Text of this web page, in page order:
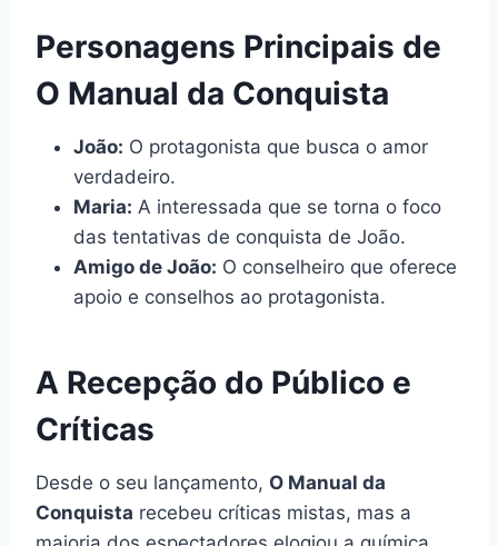
Personagens Principais de
O Manual da Conquista
João: O protagonista que busca o amor
verdadeiro.
Maria: A interessada que se torna o foco
das tentativas de conquista de João.
Amigo de João: O conselheiro que oferece
apoio e conselhos ao protagonista.
A Recepção do Público e
Críticas
Desde o seu lançamento, O Manual da
Conquista recebeu críticas mistas, mas a